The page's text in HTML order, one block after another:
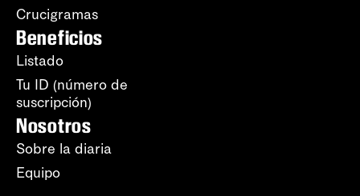
Crucigramas
Beneficios
Listado
Tu ID (número de
suscripción)
Nosotros
Sobre la diaria
Equipo